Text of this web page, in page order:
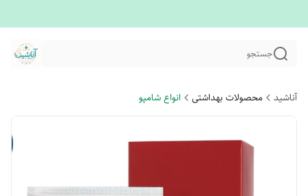
جستجو
آناشید محصولات بهداشتی انواع شامپو